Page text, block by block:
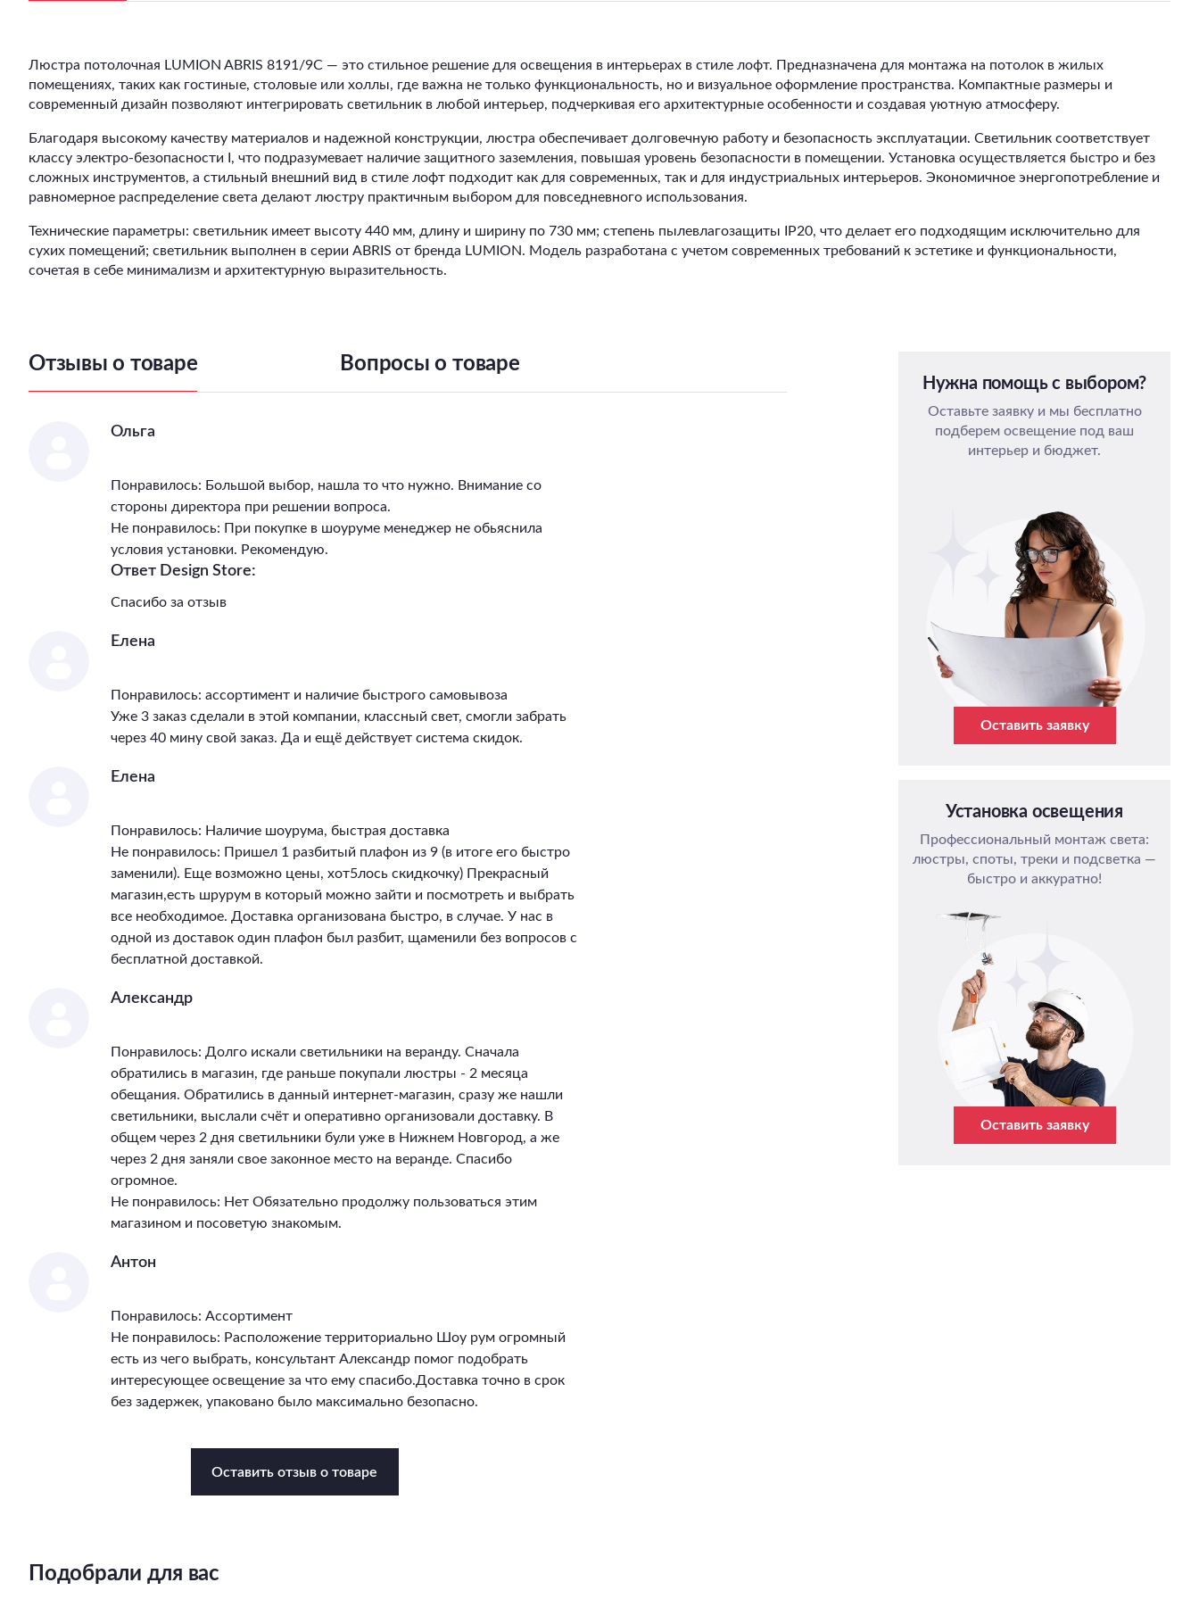
Люстра потолочная LUMION ABRIS 8191/9C — это стильное решение для освещения в интерьерах в стиле лофт. Предназначена для монтажа на потолок в жилых
помещениях, таких как гостиные, столовые или холлы, где важна не только функциональность, но и визуальное оформление пространства. Компактные размеры и
современный дизайн позволяют интегрировать светильник в любой интерьер, подчеркивая его архитектурные особенности и создавая уютную атмосферу.
Благодаря высокому качеству материалов и надежной конструкции, люстра обеспечивает долговечную работу и безопасность эксплуатации. Светильник соответствует
классу электро-безопасности I, что подразумевает наличие защитного заземления, повышая уровень безопасности в помещении. Установка осуществляется быстро и без
сложных инструментов, а стильный внешний вид в стиле лофт подходит как для современных, так и для индустриальных интерьеров. Экономичное энергопотребление и
равномерное распределение света делают люстру практичным выбором для повседневного использования.
Технические параметры: светильник имеет высоту 440 мм, длину и ширину по 730 мм; степень пылевлагозащиты IP20, что делает его подходящим исключительно для
сухих помещений; светильник выполнен в серии ABRIS от бренда LUMION. Модель разработана с учетом современных требований к эстетике и функциональности,
сочетая в себе минимализм и архитектурную выразительность.
Отзывы о товаре Вопросы о товаре
Ольга
Понравилось: Большой выбор, нашла то что нужно. Внимание со
стороны директора при решении вопроса.
Не понравилось: При покупке в шоуруме менеджер не обьяснила
условия установки. Рекомендую.
Ответ Design Store:
Спасибо за отзыв
Елена
Понравилось: ассортимент и наличие быстрого самовывоза
Уже 3 заказ сделали в этой компании, классный свет, смогли забрать
через 40 мину свой заказ. Да и ещё действует система скидок.
Елена
Понравилось: Наличие шоурума, быстрая доставка
Не понравилось: Пришел 1 разбитый плафон из 9 (в итоге его быстро
заменили). Еще возможно цены, хот5лось скидкочку) Прекрасный
магазин,есть шрурум в который можно зайти и посмотреть и выбрать
все необходимое. Доставка организована быстро, в случае. У нас в
одной из доставок один плафон был разбит, щаменили без вопросов с
бесплатной доставкой.
Александр
Понравилось: Долго искали светильники на веранду. Сначала
обратились в магазин, где раньше покупали люстры - 2 месяца
обещания. Обратились в данный интернет-магазин, сразу же нашли
светильники, выслали счёт и оперативно организовали доставку. В
общем через 2 дня светильники були уже в Нижнем Новгород, а же
через 2 дня заняли свое законное место на веранде. Спасибо
огромное.
Не понравилось: Нет Обязательно продолжу пользоваться этим
магазином и посоветую знакомым.
Антон
Понравилось: Ассортимент
Не понравилось: Расположение территориально Шоу рум огромный
есть из чего выбрать, консультант Александр помог подобрать
интересующее освещение за что ему спасибо.Доставка точно в срок
без задержек, упаковано было максимально безопасно.
Оставить отзыв о товаре
Нужна помощь с выбором?
Оставьте заявку и мы бесплатно
подберем освещение под ваш
интерьер и бюджет.
Оставить заявку
Установка освещения
Профессиональный монтаж света:
люстры, споты, треки и подсветка —
быстро и аккуратно!
Оставить заявку
Подобрали для вас